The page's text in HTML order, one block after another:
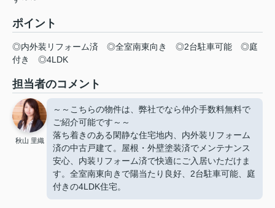
ポイント
◎内外装リフォーム済 ◎全室南東向き ◎2台駐車可能
◎庭
付き
◎4LDK
担当者のコメント
秋山 里織
～～こちらの物件は、弊社でなら仲介手数料無料で
ご紹介可能です～～
落ち着きのある閑静な住宅地内、内外装リフォーム
済の中古戸建て。屋根・外壁塗装済でメンテナンス
安心、内装リフォーム済で快適にご入居いただけま
す。全室南東向きで陽当たり良好、2台駐車可能、庭
付きの4LDK住宅。